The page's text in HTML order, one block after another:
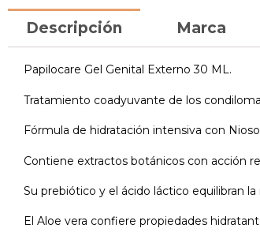
Descripción Marca
Papilocare Gel Genital Externo 30 ML.
Tratamiento coadyuvante de los
Fórmula de hidratación intensiva con
Contiene extractos botánicos con acción
Su prebiótico y el ácido láctico equilibran
El Aloe vera confiere propiedades